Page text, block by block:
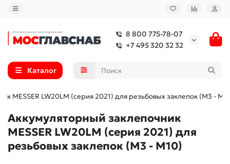
8 800 775-78-07
+7 495 320 32 32
Каталог
MESSER LW20LM (серия 2021) для резьбовых заклепок (М3 -
Аккумуляторный заклепочник
MESSER LW20LM (серия 2021) для
резьбовых заклепок (М3 - М10)